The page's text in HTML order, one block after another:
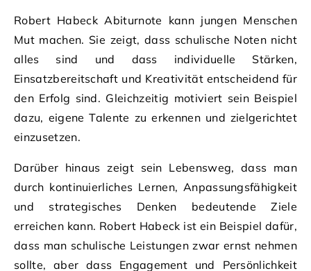
Robert Habeck Abiturnote kann jungen Menschen
Mut machen. Sie zeigt, dass schulische Noten nicht
alles sind und dass individuelle Stärken,
Einsatzbereitschaft und Kreativität entscheidend für
den Erfolg sind. Gleichzeitig motiviert sein Beispiel
dazu, eigene Talente zu erkennen und zielgerichtet
einzusetzen.
Darüber hinaus zeigt sein Lebensweg, dass man
durch kontinuierliches Lernen, Anpassungsfähigkeit
und strategisches Denken bedeutende Ziele
erreichen kann. Robert Habeck ist ein Beispiel dafür,
dass man schulische Leistungen zwar ernst nehmen
sollte, aber dass Engagement und Persönlichkeit